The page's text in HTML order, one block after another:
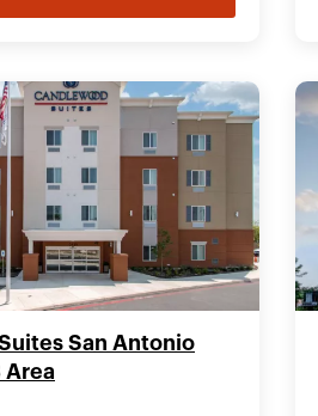
San Antonio
Area